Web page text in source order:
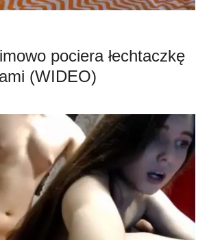
pociera łechtaczkę
(WIDEO)